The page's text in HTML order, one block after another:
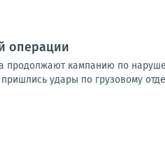
операции
продолжают кампанию по
удары по грузовому